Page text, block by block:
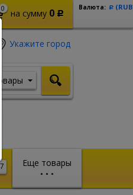
0 на сумму 0 Р
Валюта: Р
Укажите город
Еще товары
• • •